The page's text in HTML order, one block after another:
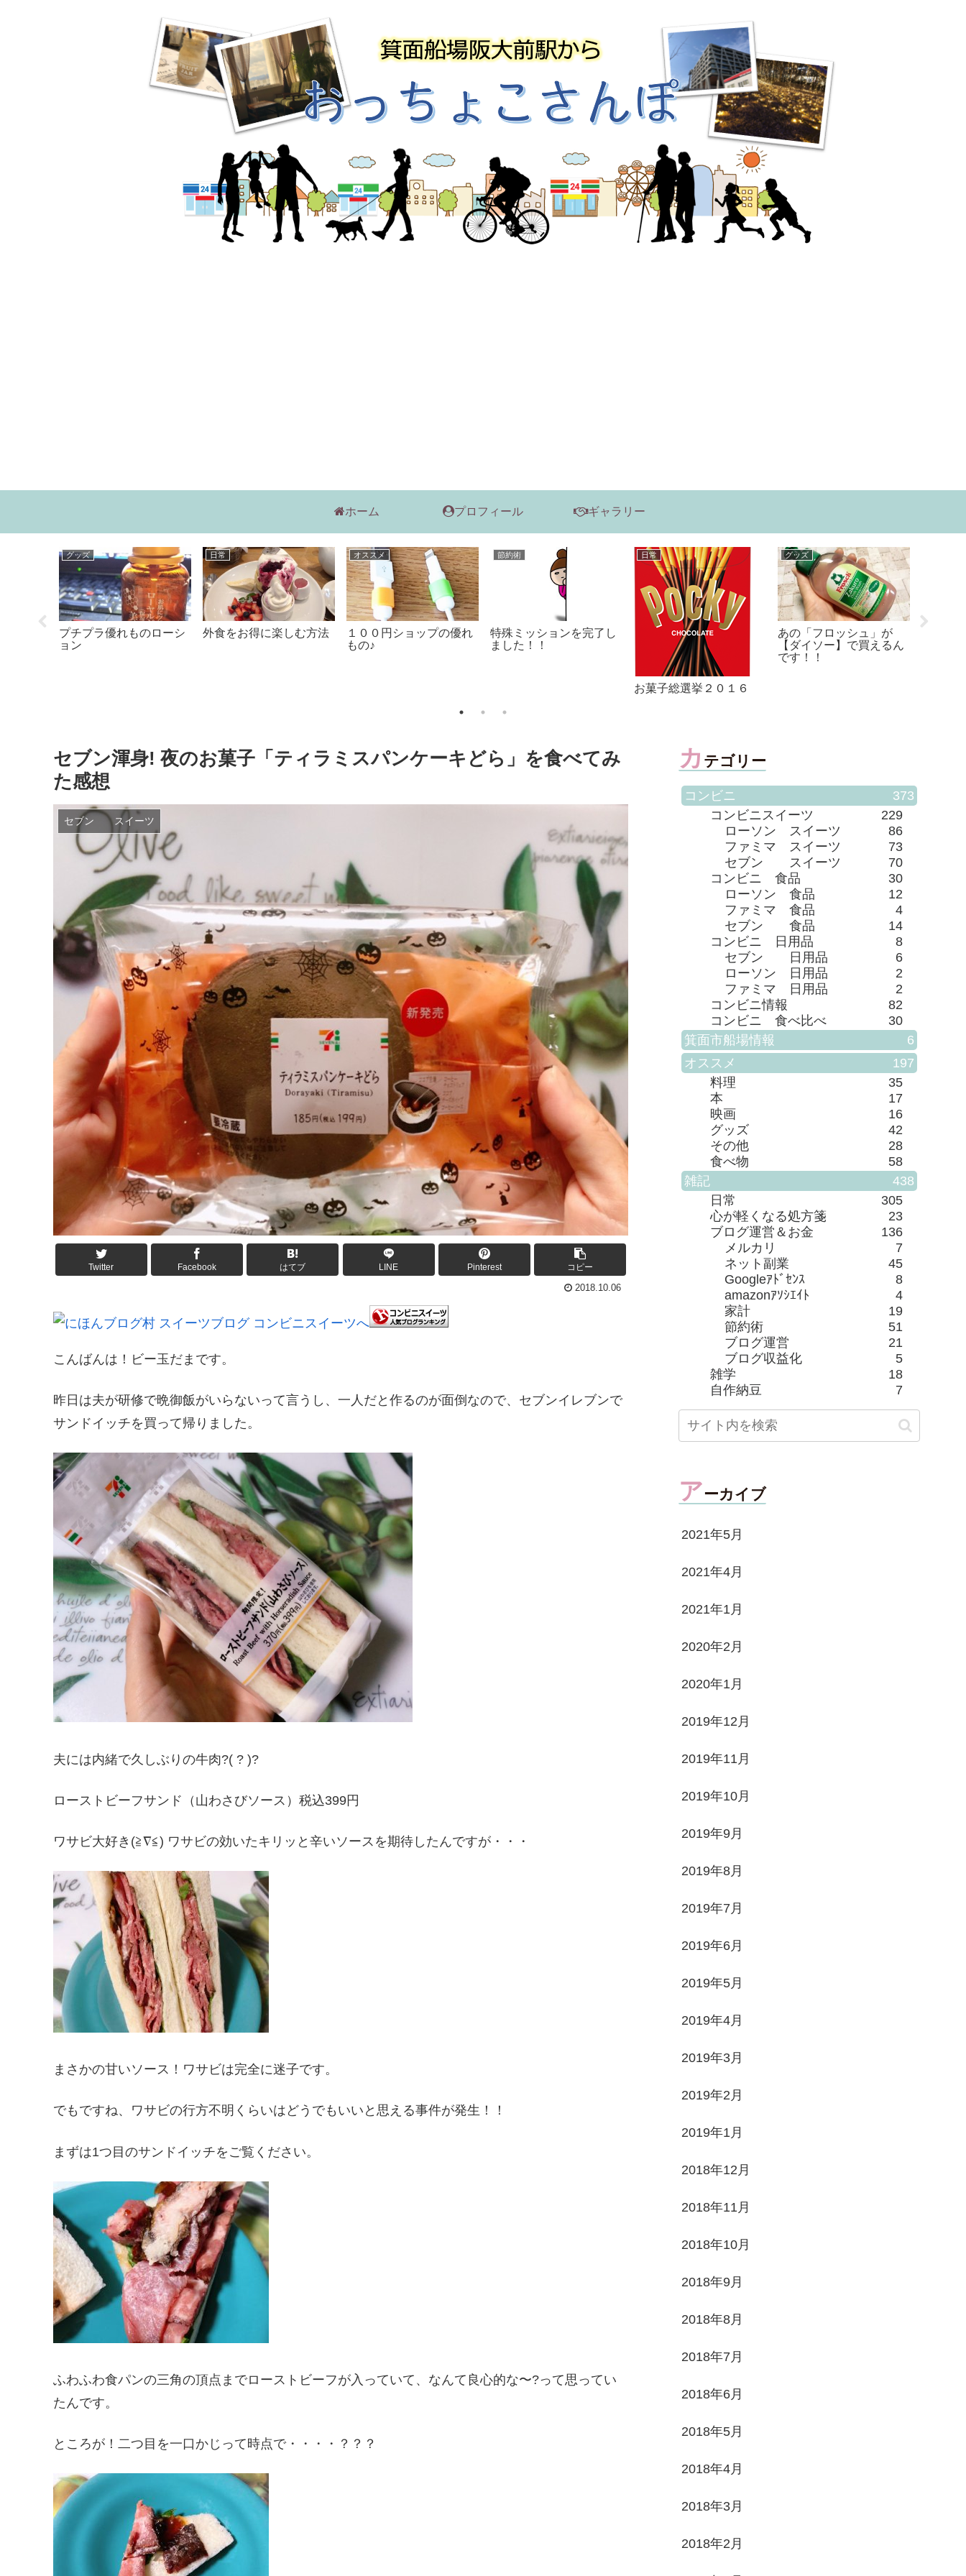
ホーム プロフィール ギャラリー
シュ」が
で買えるん
食べ物
コンビニ限定！ロッテ
映画
援護射撃になっているん
グッズ
バランスボールを買いま
夏味のお稲荷さん
その他
ついに絶好のタイミング
が来た！！
日常
プチプラでも良いじゃな
い♪プラシーボ効果で綺
麗になろう(^_^)v
セブン渾身! 夜のお菓子「ティラミスパンケーキどら」を食べてみ
た感想
セブン スイーツ
Twitter Facebook はてブ LINE Pinterest コピー
2018.10.06
こんばんは！ビー玉だまです。
昨日は夫が研修で晩御飯がいらないって言うし、一人だと作るのが面倒なので、セブンイレブンで
サンドイッチを買って帰りました。
夫には内緒で久しぶりの牛肉?( ? )?
ローストビーフサンド（山わさびソース）税込399円
ワサビ大好き(≧∇≦) ワサビの効いたキリッと辛いソースを期待したんですが・・・
まさかの甘いソース！ワサビは完全に迷子です。
でもですね、ワサビの行方不明くらいはどうでもいいと思える事件が発生！！
まずは1つ目のサンドイッチをご覧ください。
ふわふわ食パンの三角の頂点までローストビーフが入っていて、なんて良心的な〜?って思ってい
たんです。
ところが！二つ目を一口かじって時点で・・・・？？？
カ テゴリー
コンビニ
373
コンビニスイーツ
229
ローソン スイーツ
86
ファミマ スイーツ
73
セブン スイーツ
70
コンビニ 食品
30
ローソン 食品
12
ファミマ 食品
4
セブン 食品
14
コンビニ 日用品
8
セブン 日用品
6
ローソン 日用品
2
ファミマ 日用品
2
コンビニ情報
82
コンビニ 食べ比べ
30
箕面市船場情報
6
オススメ
197
料理
35
本
17
映画
16
グッズ
42
その他
28
食べ物
58
雑記
438
日常
305
心が軽くなる処方箋
23
ブログ運営＆お金
136
メルカリ
7
ネット副業
45
Googleｱﾄﾞｾﾝｽ
8
amazonｱｿｼｴｲﾄ
4
家計
19
節約術
51
ブログ運営
21
ブログ収益化
5
雑学
18
自作納豆
7
アーカイブ
2021年5月
2021年4月
2021年1月
2020年2月
2020年1月
2019年12月
2019年11月
2019年10月
2019年9月
2019年8月
2019年7月
2019年6月
2019年5月
2019年4月
2019年3月
2019年2月
2019年1月
2018年12月
2018年11月
2018年10月
2018年9月
2018年8月
2018年7月
2018年6月
2018年5月
2018年4月
2018年3月
2018年2月